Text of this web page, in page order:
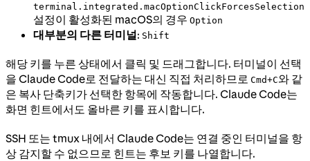
terminal.integrated.macOptionClickForcesSelection
설정이 활성화된 macOS의 경우 Option
대부분의 다른 터미널: Shift
해당 키를 누른 상태에서 클릭 및 드래그합니다. 터미널이 선택
을 Claude Code로 전달하는 대신 직접 처리하므로 Cmd+C와 같
은 복사 단축키가 선택한 항목에 작동합니다. Claude Code는
화면 힌트에서도 올바른 키를 표시합니다.
SSH 또는 tmux 내에서 Claude Code는 연결 중인 터미널을 항
상 감지할 수 없으므로 힌트는 후보 키를 나열합니다.